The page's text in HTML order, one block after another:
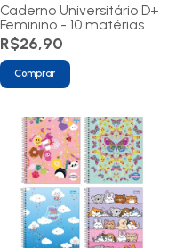
Caderno Universitário D+
Feminino - 10 matérias
200 folhas
R$26,90
Comprar